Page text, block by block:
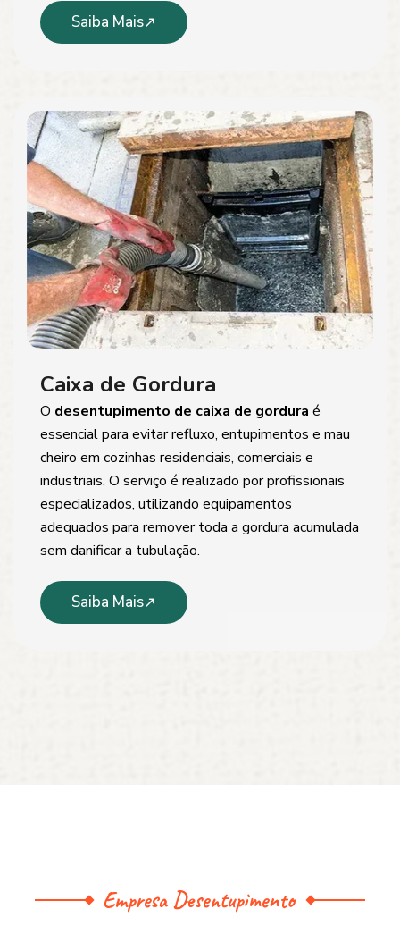
Saiba Mais
Caixa de Gordura
O desentupimento de caixa de gordura é
essencial para evitar refluxo, entupimentos e mau
cheiro em cozinhas residenciais, comerciais e
industriais. O serviço é realizado por profissionais
especializados, utilizando equipamentos
adequados para remover toda a gordura acumulada
sem danificar a tubulação.
Saiba Mais
Empresa Desentupimento